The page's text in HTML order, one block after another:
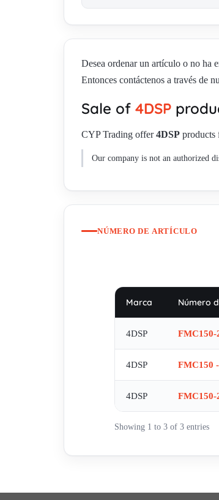
Desea ordenar un artículo o no ha
Entonces contáctenos a través de
Sale of 4DSP
CYP Trading offer4DSP products
Our company is not an authorized
NÚMERO DE ARTÍCULO
Marca Número
4DSP FMC150-
4DSP FMC150
4DSP FMC150-
Showing 1 to 3 of 3 entries